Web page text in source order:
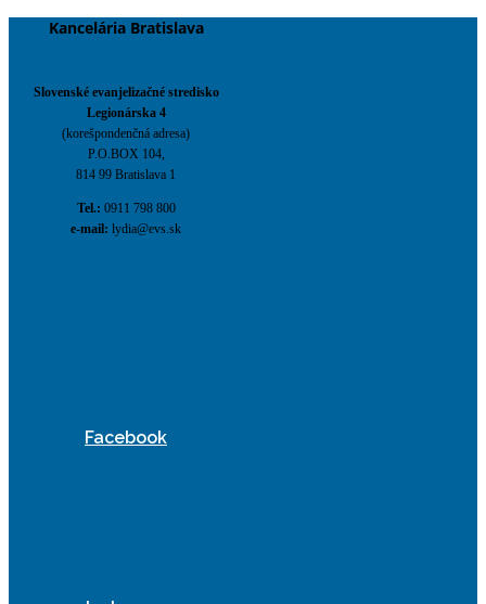
Kancelária Bratislava
Slovenské evanjelizačné stredisko
Legionárska 4
(korešpondenčná adresa)
P.O.BOX 104,
814 99 Bratislava 1
Tel.: 0911 798 800
e-mail: lydia@evs.sk
Facebook